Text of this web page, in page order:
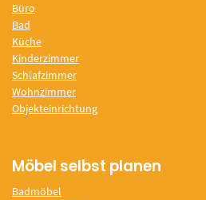
Büro
Bad
Küche
Kinderzimmer
Schlafzimmer
Wohnzimmer
Objekteinrichtung
Möbel selbst planen
Badmöbel